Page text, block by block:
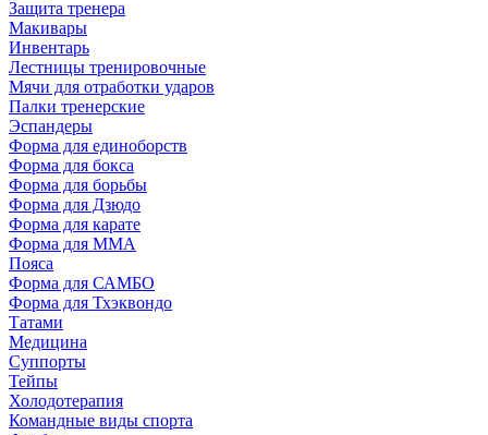
Защита тренера
Макивары
Инвентарь
Лестницы тренировочные
Мячи для отработки ударов
Палки тренерские
Эспандеры
Форма для единоборств
Форма для бокса
Форма для борьбы
Форма для Дзюдо
Форма для карате
Форма для MMA
Пояса
Форма для САМБО
Форма для Тхэквондо
Татами
Медицина
Суппорты
Тейпы
Холодотерапия
Командные виды спорта